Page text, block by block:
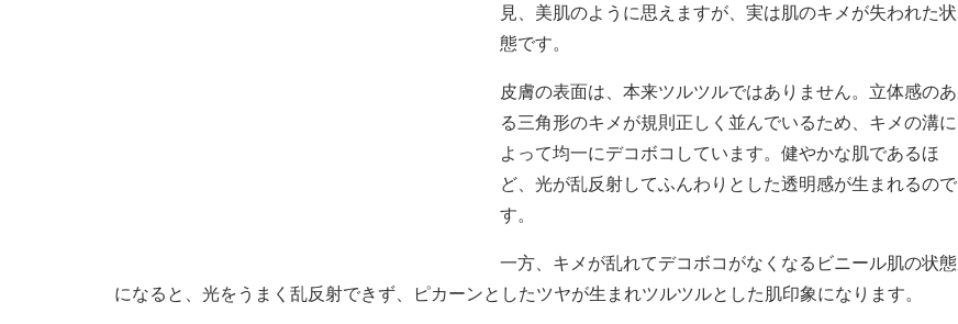
見、美肌のように思えますが、実は肌のキメが失われた状
態です。
皮膚の表面は、本来ツルツルではありません。立体感のあ
る三角形のキメが規則正しく並んでいるため、キメの溝に
よって均一にデコボコしています。健やかな肌であるほ
ど、光が乱反射してふんわりとした透明感が生まれるので
す。
一方、キメが乱れてデコボコがなくなるビニール肌の状態
になると、光をうまく乱反射できず、ピカーンとしたツヤが生まれツルツルとした肌印象になります。